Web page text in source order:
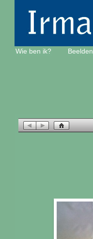
Wie ben ik? Beelden